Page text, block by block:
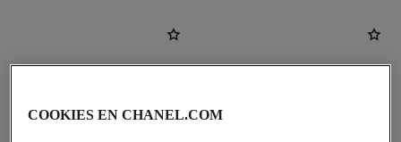
COOKIES EN CHANEL.COM